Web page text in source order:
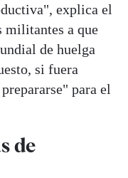
explica el
militantes a que
de huelga
si fuera
para el
de